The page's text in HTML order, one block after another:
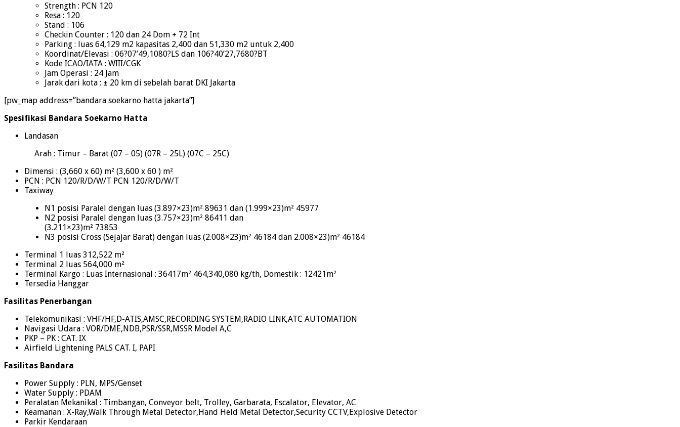
Strength : PCN 120
Resa : 120
Stand : 106
Checkin Counter : 120 dan 24 Dom + 72 Int
Parking : luas 64,129 m2 kapasitas 2,400 dan 51,330 m2 untuk 2,400
Koordinat/Elevasi : 06?07’49,1080?LS dan 106?40’27,7680?BT
Kode ICAO/IATA : WIII/CGK
Jam Operasi : 24 Jam
Jarak dari kota : ± 20 km di sebelah barat DKI Jakarta
[pw_map address=”bandara soekarno hatta jakarta”]
Spesifikasi Bandara Soekarno Hatta
Landasan
Arah : Timur – Barat (07 – 05) (07R – 25L) (07C – 25C)
Dimensi : (3,660 x 60) m² (3,600 x 60 ) m²
PCN : PCN 120/R/D/W/T PCN 120/R/D/W/T
Taxiway
N1 posisi Paralel dengan luas (3.897×23)m² 89631 dan (1.999×23)m² 45977
N2 posisi Paralel dengan luas (3.757×23)m² 86411 dan
(3.211×23)m² 73853
N3 posisi Cross (Sejajar Barat) dengan luas (2.008×23)m² 46184 dan 2.008×23)m² 46184
Terminal 1 luas 312,522 m²
Terminal 2 luas 564,000 m²
Terminal Kargo : Luas Internasional : 36417m² 464,340,080 kg/th, Domestik : 12421m²
Tersedia Hanggar
Fasilitas Penerbangan
Telekomunikasi : VHF/HF,D-ATIS,AMSC,RECORDING SYSTEM,RADIO LINK,ATC AUTOMATION
Navigasi Udara : VOR/DME,NDB,PSR/SSR,MSSR Model A,C
PKP – PK : CAT. IX
Airfield Lightening PALS CAT. I, PAPI
Fasilitas Bandara
Power Supply : PLN, MPS/Genset
Water Supply : PDAM
Peralatan Mekanikal : Timbangan, Conveyor belt, Trolley, Garbarata, Escalator, Elevator, AC
Keamanan : X-Ray,Walk Through Metal Detector,Hand Held Metal Detector,Security CCTV,Explosive Detector
Parkir Kendaraan